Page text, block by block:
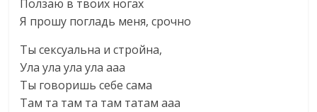
Ползаю в твоих ногах
Я прошу погладь меня, срочно
Ты сексуальна и стройна,
Ула ула ула ула ааа
Ты говоришь себе сама
Там та там та там татам ааа